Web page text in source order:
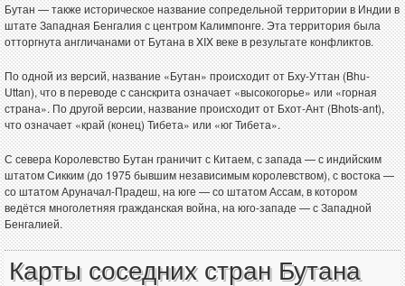
Бутан — также историческое название сопредельной территории в Индии в
штате Западная Бенгалия с центром Калимпонге. Эта территория была
отторгнута англичанами от Бутана в XIX веке в результате конфликтов.
По одной из версий, название «Бутан» происходит от Бху-Уттан (Bhu-
Uttan), что в переводе с санскрита означает «высокогорье» или «горная
страна». По другой версии, название происходит от Бхот-Ант (Bhots-ant),
что означает «край (конец) Тибета» или «юг Тибета».
С севера Королевство Бутан граничит с Китаем, с запада — с индийским
штатом Сикким (до 1975 бывшим независимым королевством), с востока —
со штатом Аруначал-Прадеш, на юге — со штатом Ассам, в котором
ведётся многолетняя гражданская война, на юго-западе — с Западной
Бенгалией.
Карты соседних стран Бутана